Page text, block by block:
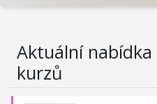
Aktuální
kurzů